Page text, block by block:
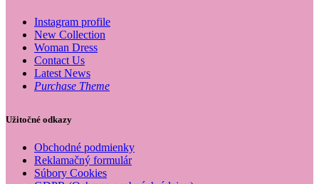
Instagram profile
New Collection
Woman Dress
Contact Us
Latest News
Purchase Theme
Užitočné odkazy
Obchodné podmienky
Reklamačný formulár
Súbory Cookies